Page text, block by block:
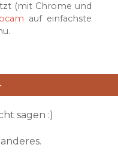
(mit Chrome und
auf einfachste
sagen :)